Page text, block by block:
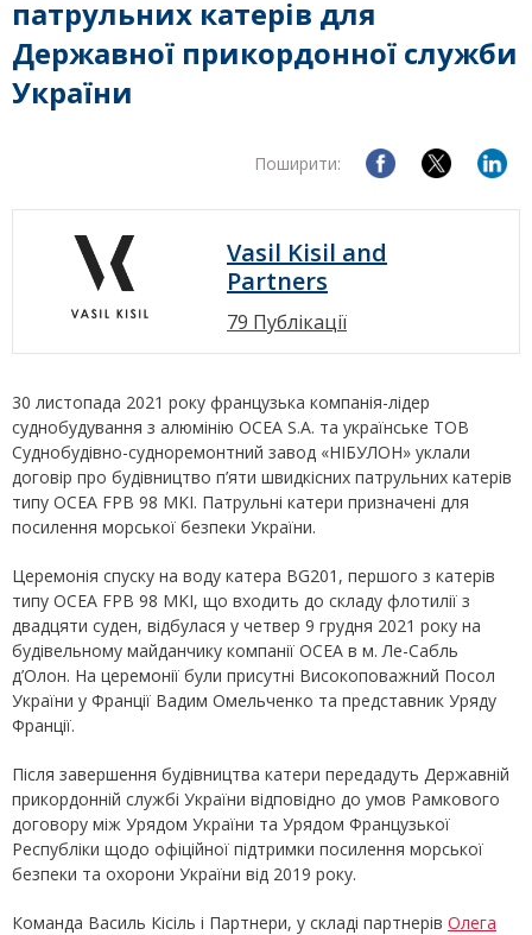
патрульних катерів для
Державної прикордонної служби
України
Поширити:
Vasil Kisil and
Partners
79 Публікації
30 листопада 2021 року французька компанія-лідер
суднобудування з алюмінію OCEA S.A. та українське ТОВ
Суднобудівно-судноремонтний завод «НІБУЛОН» уклали
договір про будівництво п’яти швидкісних патрульних катерів
типу OCEA FPB 98 MKI. Патрульні катери призначені для
посилення морської безпеки України.
Церемонія спуску на воду катера BG201, першого з катерів
типу OCEA FPB 98 MKI, що входить до складу флотилії з
двадцяти суден, відбулася у четвер 9 грудня 2021 року на
будівельному майданчику компанії OCEA в м. Ле-Сабль
д’Олон. На церемонії були присутні Високоповажний Посол
України у Франції Вадим Омельченко та представник Уряду
Франції.
Після завершення будівництва катери передадуть Державній
прикордонній службі України відповідно до умов Рамкового
договору між Урядом України та Урядом Французької
Республіки щодо офіційної підтримки посилення морської
безпеки та охорони України від 2019 року.
Команда Василь Кісіль і Партнери, у складі партнерів Олега